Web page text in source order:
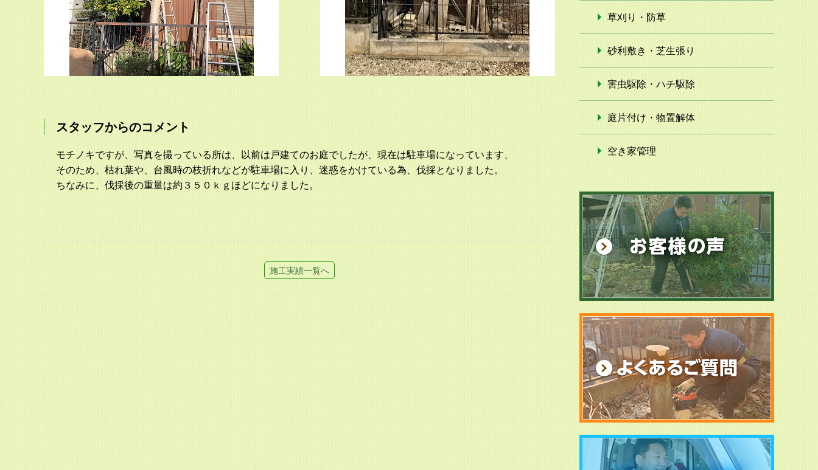
スタッフからのコメント
モチノキですが、写真を撮っている所は、以前は戸建てのお庭でしたが、現在は駐車場になっています、
そのため、枯れ葉や、台風時の枝折れなどが駐車場に入り、迷惑をかけている為、伐採となりました。
ちなみに、伐採後の重量は約３５０ｋｇほどになりました。
施工実績一覧へ
草刈り・防草
砂利敷き・芝生張り
害虫駆除・ハチ駆除
庭片付け・物置解体
空き家管理